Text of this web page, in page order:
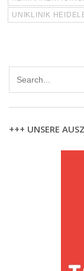
UNIKLINIK
+++ UNSERE